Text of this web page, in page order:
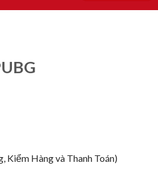
Kiểm Hàng và Thanh Toán)